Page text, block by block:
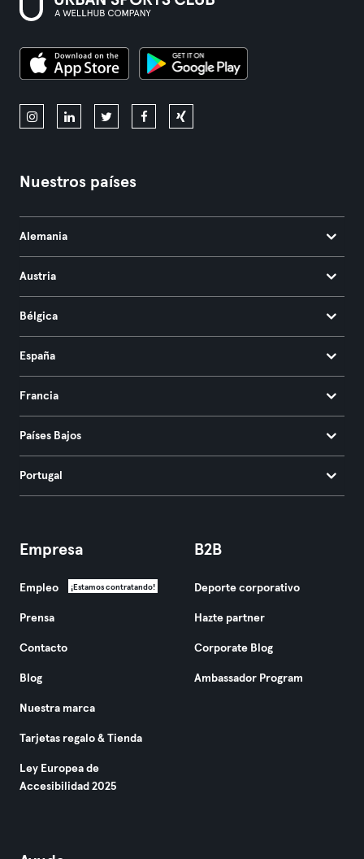
Nuestros países
Alemania
Austria
Bélgica
España
Francia
Países Bajos
Portugal
Empresa
Empleo ¡Estamos contratando!
Prensa
Contacto
Blog
Nuestra marca
Tarjetas regalo & Tienda
Ley Europea de
Accesibilidad 2025
B2B
Deporte corporativo
Hazte partner
Corporate Blog
Ambassador Program